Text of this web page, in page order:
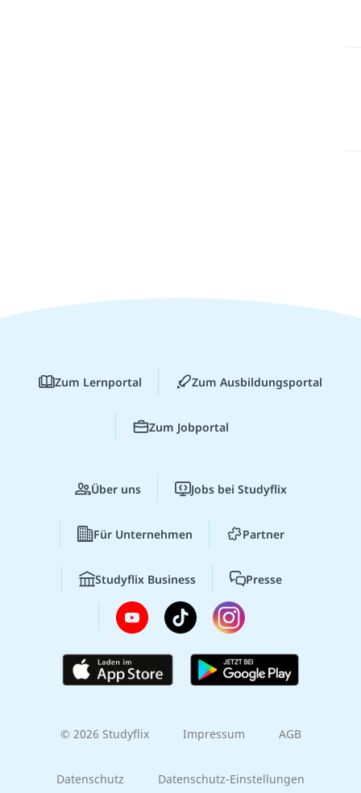
Zum Lernportal Zum Ausbildungsportal
Zum Jobportal
Über uns Jobs bei Studyflix
Für Unternehmen Partner
Studyflix Business Presse
© 2026 Studyflix Impressum AGB
Datenschutz Datenschutz-Einstellungen